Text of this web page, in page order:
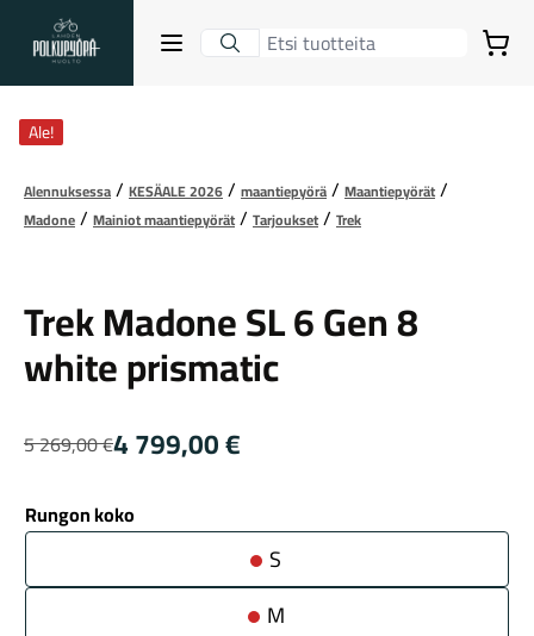
Lahden Polkupyörähuolto - etusivulle
Avaa sulje valikko
Hakutulokset
Gravel-pyörät
Ostoskori
Ale!
Alennuksessa KESÄALE 2026 maantiepyörä
Maantiepyörät
Madone
Mainiot maantiepyörät Tarjoukset Trek
Trek Madone SL 6 Gen 8
white prismatic
5 269,00€
Alkuperäinen
oli:
5
4 799,00€
Nykyinen
on:
4
Rungon koko
S
M